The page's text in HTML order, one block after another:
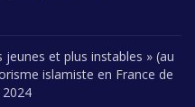
et plus instables » (au
islamiste en France de